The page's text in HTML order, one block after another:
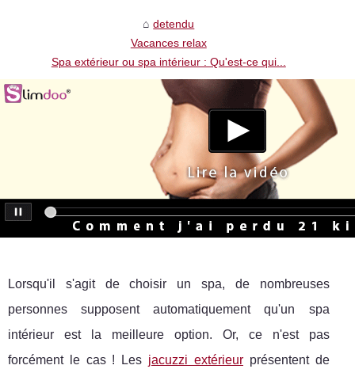
detendu
Vacances relax
Spa extérieur ou spa intérieur : Qu'est-ce qui...
Lorsqu'il s'agit de choisir un spa, de nombreuses
personnes supposent automatiquement qu'un spa
intérieur est la meilleure option. Or, ce n'est pas
forcément le cas ! Les jacuzzi extérieurprésentent de